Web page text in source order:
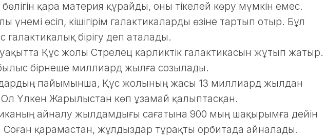
қара материя құрайды, оны тікелей көру мүмкін емес.
үнемі өсіп, кішігірім галактикаларды өзіне тартып отыр. Бұл
галактикалық бірігу деп аталады.
уақытта Құс жолы Стрелец карликтік галактикасын жұтып жатыр.
бірнеше миллиард жылға созылады.
пайымынша, Құс жолының жасы 13 миллиард жылдан
Үлкен Жарылыстан көп ұзамай қалыптасқан.
айналу жылдамдығы сағатына 900 мың шақырымға дейін
Соған қарамастан, жұлдыздар тұрақты орбитада айналады.